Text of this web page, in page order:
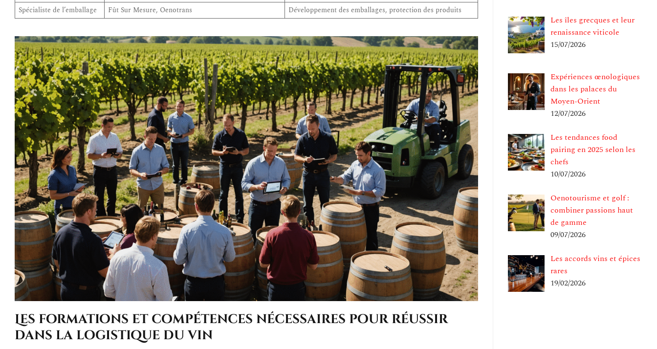
Spécialiste de l’emballage
Fût Sur Mesure, Oenotrans Développement des emballages, protection des produits
Les formations et compétences nécessaires pour réussir
dans la logistique du vin
Les îles grecques et leur
renaissance viticole
15/07/2026
Expériences œnologiques
dans les palaces du
Moyen-Orient
12/07/2026
Les tendances food
pairing en 2025 selon les
chefs
10/07/2026
Oenotourisme et golf :
combiner passions haut
de gamme
09/07/2026
Les accords vins et épices
rares
19/02/2026